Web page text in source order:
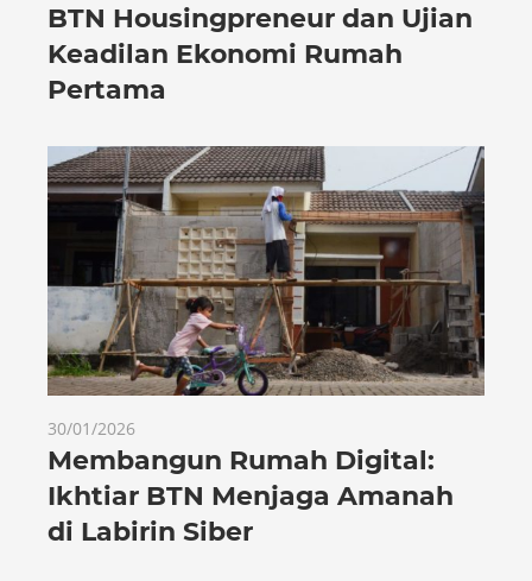
BTN Housingpreneur dan Ujian
Keadilan Ekonomi Rumah
Pertama
30/01/2026
Membangun Rumah Digital:
Ikhtiar BTN Menjaga Amanah
di Labirin Siber